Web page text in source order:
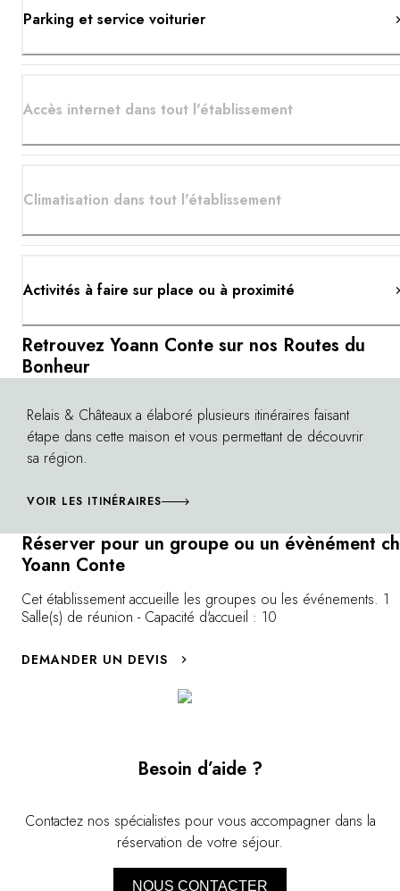
Parking et service voiturier
Accès internet dans tout l'établissement
Climatisation dans tout l'établissement
Activités à faire sur place ou à proximité
Besoin d’aide ?
Contactez nos spécialistes pour vous accompagner dans la
réservation de votre séjour.
NOUS CONTACTER
Retrouvez Yoann Conte sur nos Routes du
Bonheur
Relais & Châteaux a élaboré plusieurs itinéraires faisant
étape dans cette maison et vous permettant de découvrir
sa région.
VOIR LES ITINÉRAIRES
Réserver pour un groupe ou un évènément
Yoann Conte
Cet établissement accueille les groupes ou les événements. 1
Salle(s) de réunion - Capacité d'accueil : 10
DEMANDER UN DEVIS